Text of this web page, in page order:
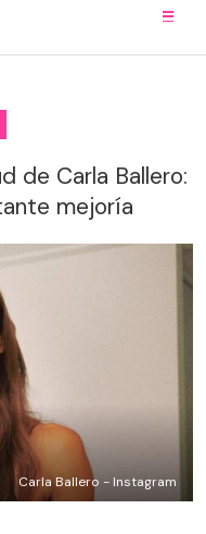
de Carla Ballero:
mejoría
Carla Ballero - Instagram